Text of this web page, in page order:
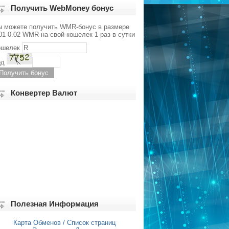
Получить WebMoney бонус
можете получить WMR-бонус в размере
0.02 WMR на свой кошелек 1 раз в сутки
Конвертер Валют
Полезная Информация
Карта Обменов / Список страниц